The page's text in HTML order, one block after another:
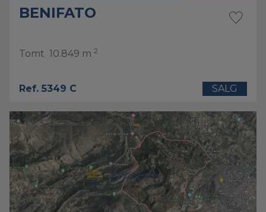
BENIFATO
Tomt 10.849 m 2
Ref. 5349 C SALG